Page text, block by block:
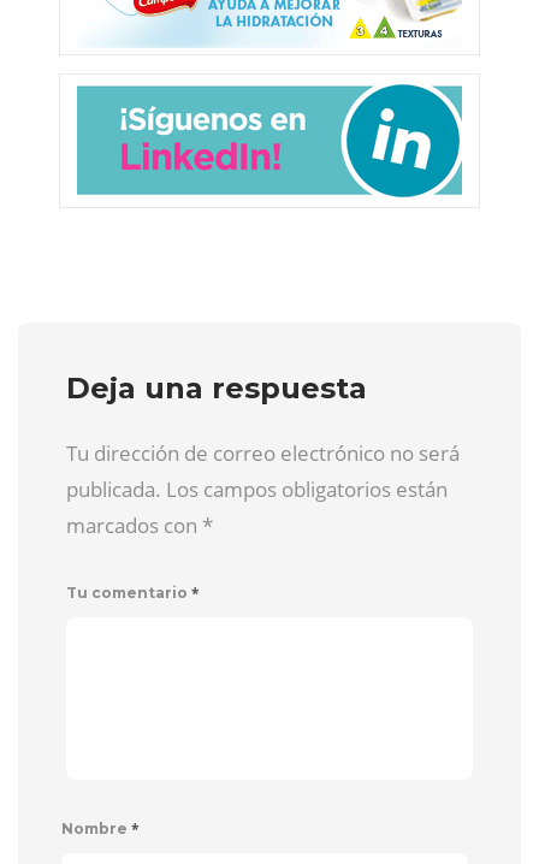
Deja una respuesta
Tu dirección de correo electrónico no será
publicada. Los campos obligatorios están
marcados con *
Tu comentario *
Nombre *